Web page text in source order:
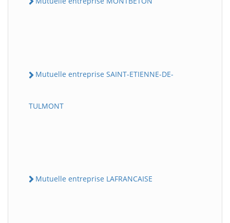
Mutuelle entreprise SAINT-ETIENNE-DE-
TULMONT
Mutuelle entreprise LAFRANCAISE